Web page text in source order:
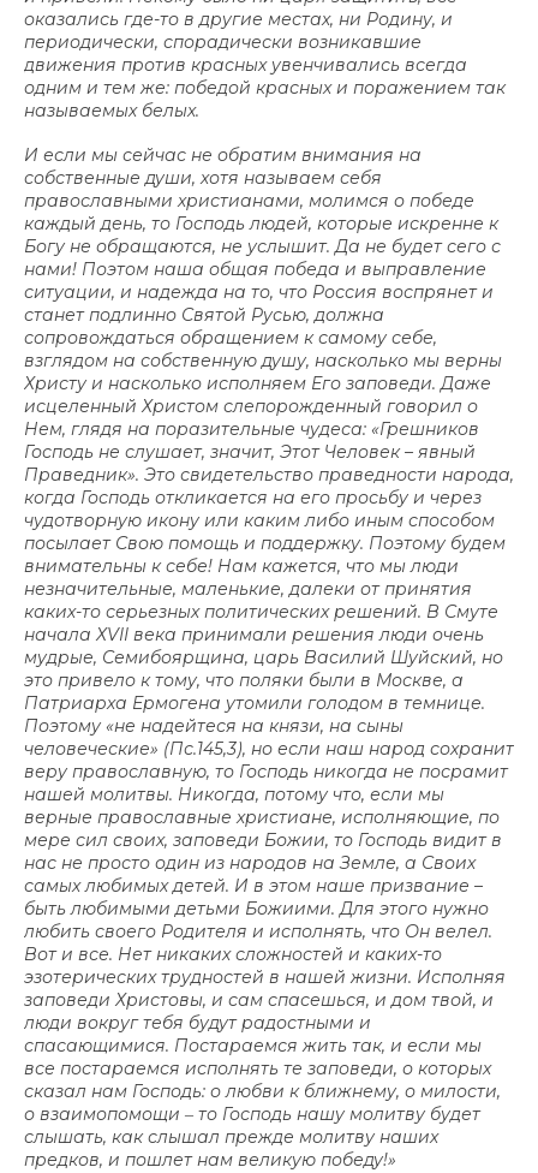
оказались где-то в другие местах, ни Родину, и
периодически, спорадически возникавшие
движения против красных увенчивались всегда
одним и тем же: победой красных и поражением так
называемых белых.
И если мы сейчас не обратим внимания на
собственные души, хотя называем себя
православными христианами, молимся о победе
каждый день, то Господь людей, которые искренне к
Богу не обращаются, не услышит. Да не будет сего с
нами! Поэтом наша общая победа и выправление
ситуации, и надежда на то, что Россия воспрянет и
станет подлинно Святой Русью, должна
сопровождаться обращением к самому себе,
взглядом на собственную душу, насколько мы верны
Христу и насколько исполняем Его заповеди. Даже
исцеленный Христом слепорожденный говорил о
Нем, глядя на поразительные чудеса: «Грешников
Господь не слушает, значит, Этот Человек – явный
Праведник». Это свидетельство праведности народа,
когда Господь откликается на его просьбу и через
чудотворную икону или каким либо иным способом
посылает Свою помощь и поддержку. Поэтому будем
внимательны к себе! Нам кажется, что мы люди
незначительные, маленькие, далеки от принятия
каких-то серьезных политических решений. В Смуте
начала ХVII века принимали решения люди очень
мудрые, Семибоярщина, царь Василий Шуйский, но
это привело к тому, что поляки были в Москве, а
Патриарха Ермогена утомили голодом в темнице.
Поэтому «не надейтеся на князи, на сыны
человеческие» (Пс.145,3), но если наш народ сохранит
веру православную, то Господь никогда не посрамит
нашей молитвы. Никогда, потому что, если мы
верные православные христиане, исполняющие, по
мере сил своих, заповеди Божии, то Господь видит в
нас не просто один из народов на Земле, а Своих
самых любимых детей. И в этом наше призвание –
быть любимыми детьми Божиими. Для этого нужно
любить своего Родителя и исполнять, что Он велел.
Вот и все. Нет никаких сложностей и каких-то
эзотерических трудностей в нашей жизни. Исполняя
заповеди Христовы, и сам спасешься, и дом твой, и
люди вокруг тебя будут радостными и
спасающимися. Постараемся жить так, и если мы
все постараемся исполнять те заповеди, о которых
сказал нам Господь: о любви к ближнему, о милости,
о взаимопомощи ‒ то Господь нашу молитву будет
слышать, как слышал прежде молитву наших
предков, и пошлет нам великую победу!»